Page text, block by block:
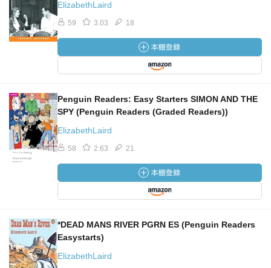
ElizabethLaird
59 3.03 18
Penguin Readers: Easy Starters SIMON AND THE
SPY (Penguin Readers (Graded Readers))
ElizabethLaird
58 2.63 21
*DEAD MANS RIVER PGRN ES (Penguin Readers
Easystarts)
ElizabethLaird